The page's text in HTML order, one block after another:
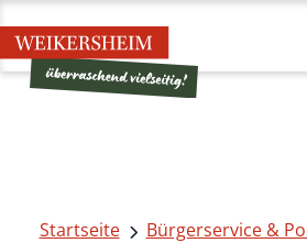
Startseite
Bürgerservice &